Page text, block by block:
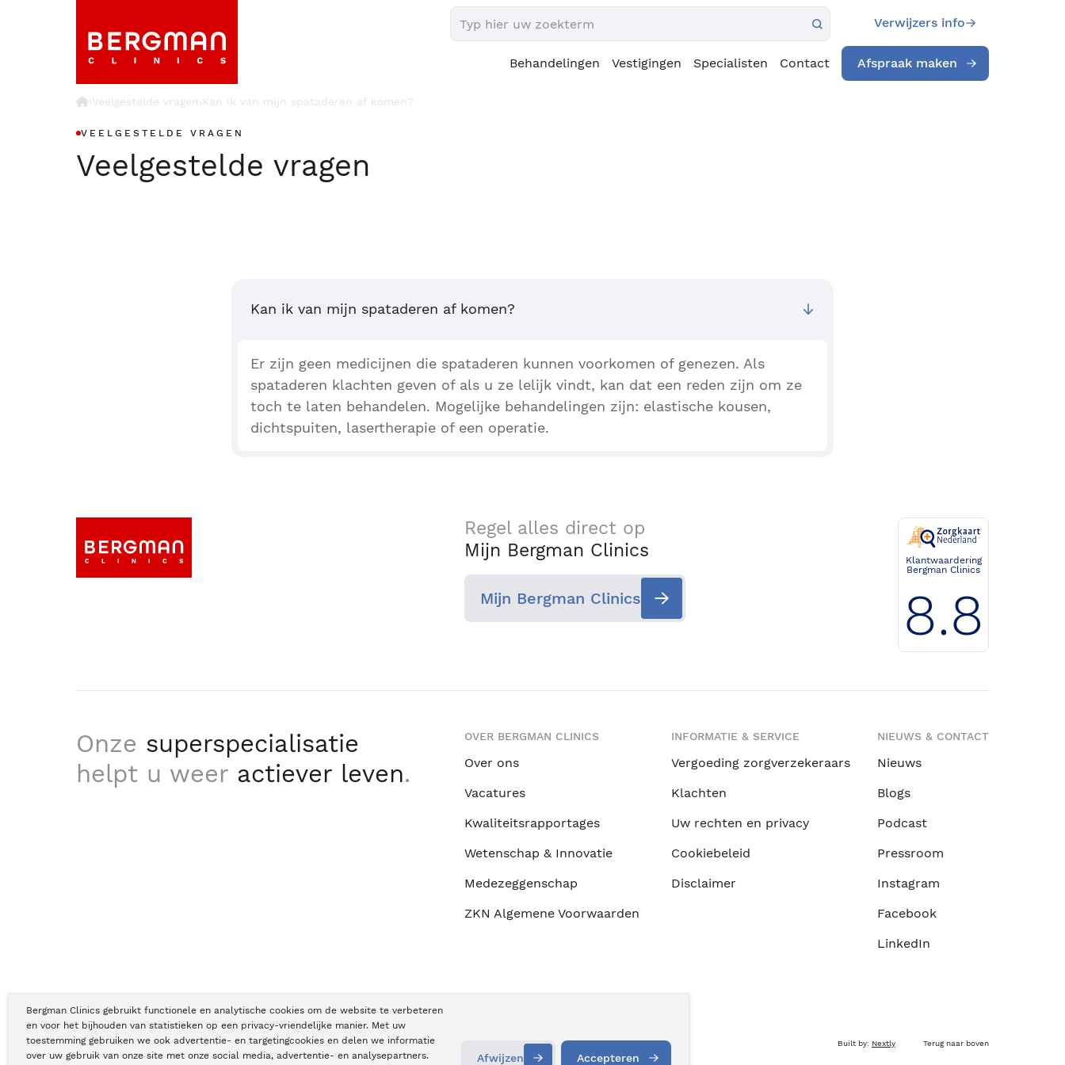
Bergman Clinics gebruikt functionele en analytische cookies om de website te verbeteren
en voor het bijhouden van statistieken op een privacy-vriendelijke manier. Met uw
toestemming gebruiken we ook advertentie- en targetingcookies en delen we informatie
over uw gebruik van onze site met onze social media, advertentie- en analysepartners.
Afwijzen Accepteren
Verwijzers info
Behandelingen Vestigingen Specialisten Contact Afspraak maken
›Veelgestelde vragen›Kan ik van mijn spataderen af komen?
VEELGESTELDE VRAGEN
Veelgestelde vragen
Kan ik van mijn spataderen af komen?
Er zijn geen medicijnen die spataderen kunnen voorkomen of genezen. Als
spataderen klachten geven of als u ze lelijk vindt, kan dat een reden zijn om ze
toch te laten behandelen. Mogelijke behandelingen zijn: elastische kousen,
dichtspuiten, lasertherapie of een operatie.
Regel alles direct op
Mijn Bergman Clinics
Mijn Bergman Clinics
Klantwaardering
Bergman Clinics
8.8
Onze superspecialisatie
helpt u weer actiever leven.
OVER BERGMAN CLINICS
Over ons
Vacatures
Kwaliteitsrapportages
Wetenschap & Innovatie
Medezeggenschap
ZKN Algemene Voorwaarden
INFORMATIE & SERVICE
Vergoeding zorgverzekeraars
Klachten
Uw rechten en privacy
Cookiebeleid
Disclaimer
NIEUWS & CONTACT
Nieuws
Blogs
Podcast
Pressroom
Instagram
Facebook
LinkedIn
Copyright © Bergman Clinics 2026 | KVK nummer: 30196373 Built by: Nextly Terug naar boven